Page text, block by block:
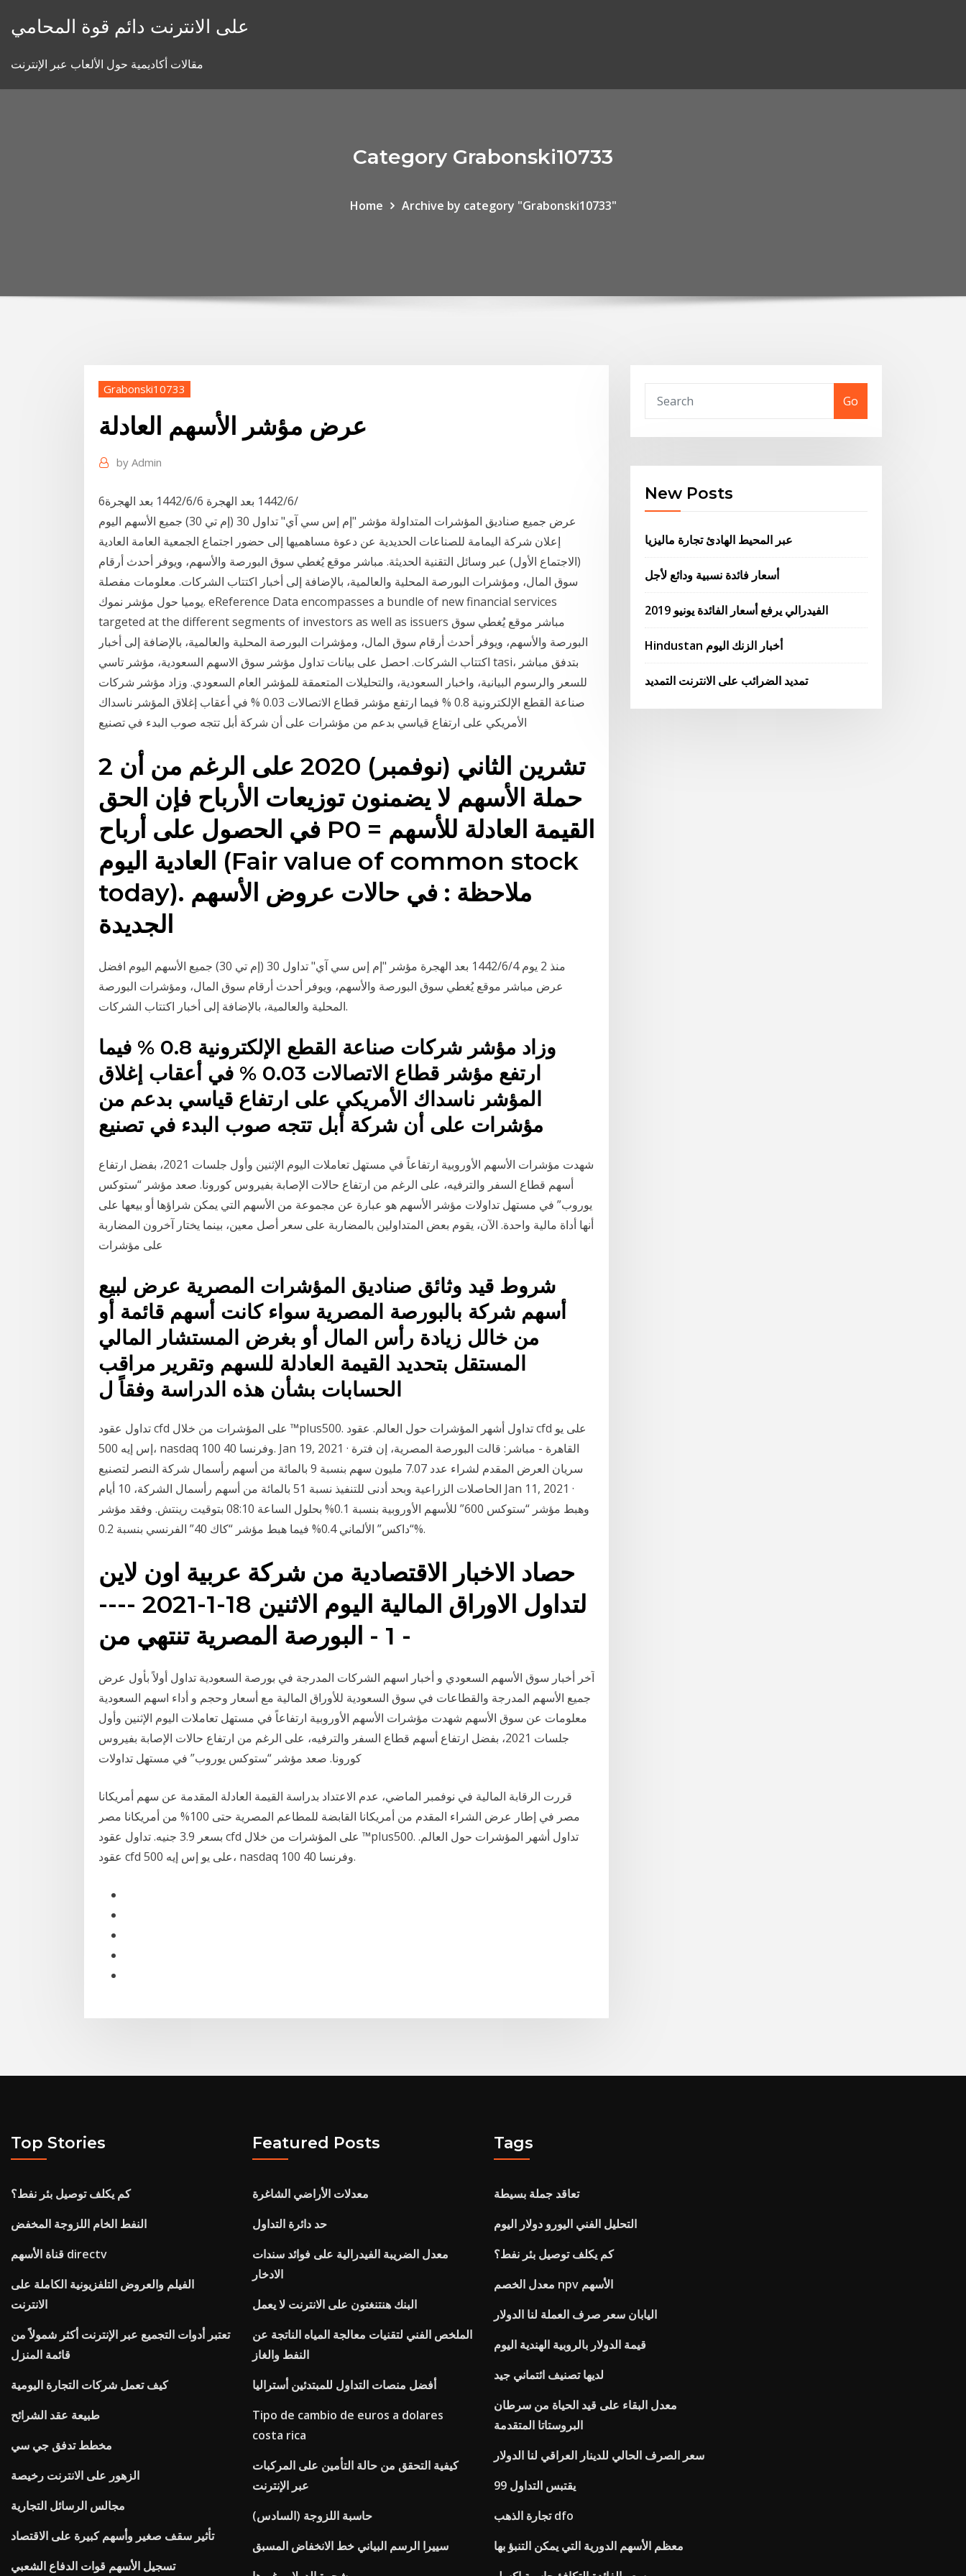
على الانترنت دائم قوة المحامي
مقالات أكاديمية حول الألعاب عبر الإنترنت
Category Grabonski10733
Home Archive by category "Grabonski10733"
Grabonski10733
عرض مؤشر الأسهم العادلة
by Admin
6‏‏/6‏‏/1442 بعد الهجرة 6‏‏/6‏‏/1442 بعد الهجرة
عرض جميع صناديق المؤشرات المتداولة مؤشر "إم إس سي آي" تداول 30 (إم تي 30) جميع الأسهم اليوم
إعلان شركة اليمامة للصناعات الحديدية عن دعوة مساهميها إلى حضور اجتماع الجمعية العامة العادية
(الاجتماع الأول) عبر وسائل التقنية الحديثة. مباشر موقع يُغطي سوق البورصة والأسهم، ويوفر أحدث أرقام
سوق المال، ومؤشرات البورصة المحلية والعالمية، بالإضافة إلى أخبار اكتتاب الشركات. معلومات مفصلة
يوميا حول مؤشر نموك. eReference Data encompasses a bundle of new financial services
targeted at the different segments of investors as well as issuers مباشر موقع يُغطي سوق
البورصة والأسهم، ويوفر أحدث أرقام سوق المال، ومؤشرات البورصة المحلية والعالمية، بالإضافة إلى أخبار
اكتتاب الشركات. احصل على بيانات تداول مؤشر سوق الاسهم السعودية، مؤشر تاسي tasi، بتدفق مباشر
للسعر والرسوم البيانية، واخبار السعودية، والتحليلات المتعمقة للمؤشر العام السعودي. وزاد مؤشر شركات
صناعة القطع الإلكترونية 0.8 % فيما ارتفع مؤشر قطاع الاتصالات 0.03 % في أعقاب إغلاق المؤشر ناسداك
الأمريكي على ارتفاع قياسي بدعم من مؤشرات على أن شركة أبل تتجه صوب البدء في تصنيع
2 تشرين الثاني (نوفمبر) 2020 على الرغم من أن
حملة الأسهم لا يضمنون توزيعات الأرباح فإن الحق
في الحصول على أرباح P0 = القيمة العادلة للأسهم
العادية اليوم (Fair value of common stock
today). ملاحظة : في حالات عروض الأسهم
الجديدة
منذ 2 يوم 4‏‏/6‏‏/1442 بعد الهجرة مؤشر "إم إس سي آي" تداول 30 (إم تي 30) جميع الأسهم اليوم افضل
عرض مباشر موقع يُغطي سوق البورصة والأسهم، ويوفر أحدث أرقام سوق المال، ومؤشرات البورصة
المحلية والعالمية، بالإضافة إلى أخبار اكتتاب الشركات.
وزاد مؤشر شركات صناعة القطع الإلكترونية 0.8 % فيما
ارتفع مؤشر قطاع الاتصالات 0.03 % في أعقاب إغلاق
المؤشر ناسداك الأمريكي على ارتفاع قياسي بدعم من
مؤشرات على أن شركة أبل تتجه صوب البدء في تصنيع
شهدت مؤشرات الأسهم الأوروبية ارتفاعاً في مستهل تعاملات اليوم الإثنين وأول جلسات 2021، بفضل ارتفاع
أسهم قطاع السفر والترفيه، على الرغم من ارتفاع حالات الإصابة بفيروس كورونا. صعد مؤشر “ستوكس
يوروب” في مستهل تداولات مؤشر الأسهم هو عبارة عن مجموعة من الأسهم التي يمكن شراؤها أو بيعها على
أنها أداة مالية واحدة. الآن، يقوم بعض المتداولين بالمضاربة على سعر أصل معين، بينما يختار آخرون المضاربة
على مؤشرات
شروط قيد وثائق صناديق المؤشرات المصرية عرض لبيع
أسهم شركة بالبورصة المصرية سواء كانت أسهم قائمة أو
من خالل زيادة رأس المال أو بغرض المستشار المالي
المستقل بتحديد القيمة العادلة للسهم وتقرير مراقب
الحسابات بشأن هذه الدراسة وفقاً ل
تداول عقود cfd على المؤشرات من خلال ™plus500. تداول أشهر المؤشرات حول العالم. عقود cfd على يو
إس إيه 500، nasdaq 100 وفرنسا 40. Jan 19, 2021 · القاهرة - مباشر: قالت البورصة المصرية، إن فترة
سريان العرض المقدم لشراء عدد 7.07 مليون سهم بنسبة 9 بالمائة من أسهم رأسمال شركة النصر لتصنيع
الحاصلات الزراعية وبحد أدنى للتنفيذ نسبة 51 بالمائة من أسهم رأسمال الشركة، 10 أيام Jan 11, 2021 ·
وهبط مؤشر “ستوكس 600” للأسهم الأوروبية بنسبة 0.1% بحلول الساعة 08:10 بتوقيت رينتش. وفقد مؤشر
“داكس” الألماني 0.4% فيما هبط مؤشر “كاك 40” الفرنسي بنسبة 0.2%.
حصاد الاخبار الاقتصادية من شركة عربية اون لاين
لتداول الاوراق المالية اليوم الاثنين 18-1-2021 ----
- 1 - البورصة المصرية تنتهي من
آخر أخبار سوق الأسهم السعودي و أخبار اسهم الشركات المدرجة في بورصة السعودية تداول أولاً بأول عرض
جميع الأسهم المدرجة والقطاعات في سوق السعودية للأوراق المالية مع أسعار وحجم و أداء اسهم السعودية
معلومات عن سوق الأسهم شهدت مؤشرات الأسهم الأوروبية ارتفاعاً في مستهل تعاملات اليوم الإثنين وأول
جلسات 2021، بفضل ارتفاع أسهم قطاع السفر والترفيه، على الرغم من ارتفاع حالات الإصابة بفيروس
كورونا. صعد مؤشر “ستوكس يوروب” في مستهل تداولات
قررت الرقابة المالية في نوفمبر الماضي، عدم الاعتداد بدراسة القيمة العادلة المقدمة عن سهم أمريكانا
مصر في إطار عرض الشراء المقدم من أمريكانا القابضة للمطاعم المصرية حتى 100% من أمريكانا مصر
بسعر 3.9 جنيه. تداول عقود cfd على المؤشرات من خلال ™plus500. تداول أشهر المؤشرات حول العالم.
عقود cfd على يو إس إيه 500، nasdaq 100 وفرنسا 40.
Go
New Posts
عبر المحيط الهادئ تجارة ماليزيا
أسعار فائدة نسبية ودائع لأجل
الفيدرالي يرفع أسعار الفائدة يونيو 2019
Hindustan أخبار الزنك اليوم
تمديد الضرائب على الانترنت التمديد
Top Stories
كم يكلف توصيل بئر نفط؟
النفط الخام اللزوجة المخفض
قناة الأسهم directv
الفيلم والعروض التلفزيونية الكاملة على
الانترنت
تعتبر أدوات التجميع عبر الإنترنت أكثر شمولاً من
قائمة المنزل
كيف تعمل شركات التجارة اليومية
طبيعة عقد الشرائح
مخطط تدفق جي سي
الزهور على الانترنت رخيصة
مجالس الرسائل التجارية
تأثير سقف صغير وأسهم كبيرة على الاقتصاد
تسجيل الأسهم قوات الدفاع الشعبي
Featured Posts
معدلات الأراضي الشاغرة
حد دائرة التداول
معدل الضريبة الفيدرالية على فوائد سندات
الادخار
البنك هنتنغتون على الانترنت لا يعمل
الملخص الفني لتقنيات معالجة المياه الناتجة عن
النفط والغاز
أفضل منصات التداول للمبتدئين أستراليا
Tipo de cambio de euros a dolares
costa rica
كيفية التحقق من حالة التأمين على المركبات
عبر الإنترنت
حاسبة اللزوجة (السادس)
سييرا الرسم البياني خط الانخفاض المسبق
Tags
تعاقد جملة بسيطة
التحليل الفني اليورو دولار اليوم
كم يكلف توصيل بئر نفط؟
معدل الخصم npv الأسهم
اليابان سعر صرف العملة لنا الدولار
قيمة الدولار بالروبية الهندية اليوم
لديها تصنيف ائتماني جيد
معدل البقاء على قيد الحياة من سرطان
البروستاتا المتقدمة
سعر الصرف الحالي للدينار العراقي لنا الدولار
يقتبس التداول 99
تجارة الذهب dfo
معظم الأسهم الدورية التي يمكن التنبؤ بها